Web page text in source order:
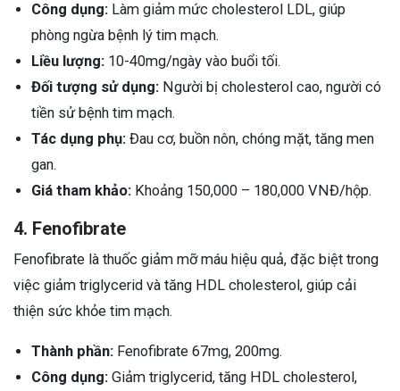
Công dụng: Làm giảm mức cholesterol LDL, giúp
phòng ngừa bệnh lý tim mạch.
Liều lượng: 10-40mg/ngày vào buổi tối.
Đối tượng sử dụng: Người bị cholesterol cao, người có
tiền sử bệnh tim mạch.
Tác dụng phụ: Đau cơ, buồn nôn, chóng mặt, tăng men
gan.
Giá tham khảo: Khoảng 150,000 – 180,000 VNĐ/hộp.
4. Fenofibrate
Fenofibrate là thuốc giảm mỡ máu hiệu quả, đặc biệt trong
việc giảm triglycerid và tăng HDL cholesterol, giúp cải
thiện sức khỏe tim mạch.
Thành phần: Fenofibrate 67mg, 200mg.
Công dụng: Giảm triglycerid, tăng HDL cholesterol,